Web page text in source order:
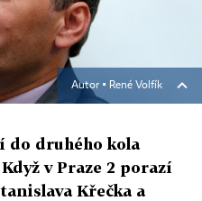
Autor ▪ René Volfík
do druhého kola
v Praze 2 porazí
Křečka a